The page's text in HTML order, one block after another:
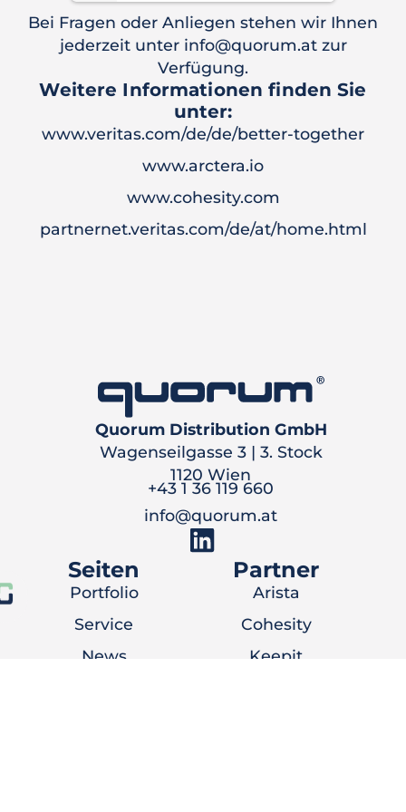
Bei Fragen oder Anliegen stehen wir Ihnen
jederzeit unter info@quorum.at zur
Verfügung.
Weitere Informationen finden Sie
unter:
www.veritas.com/de/de/better-together
www.arctera.io
www.cohesity.com
partnernet.veritas.com/de/at/home.html
Quorum Distribution GmbH
Wagenseilgasse 3 | 3. Stock
1120 Wien
+43 1 36 119 660
info@quorum.at
Seiten
Portfolio
Service
News
Partner
Arista
Cohesity
Keepit